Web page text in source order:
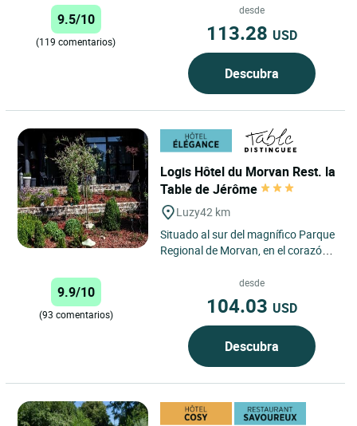
de salida de la...
9.5/10
(119 comentarios)
desde
113.28 USD
Descubra
Logis Hôtel du Morvan Rest. la
Table de Jérôme
Luzy42 km
Situado al sur del magnífico Parque
Regional de Morvan, en el corazón
9.9/10
(93 comentarios)
desde
104.03 USD
Descubra